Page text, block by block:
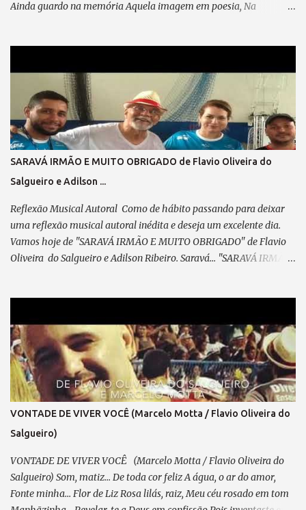
Ainda guardo na memória Aquela imagem em poesia, Na
Refrão 1: A visão do coração... Vê mais do que qualquer olhar. Há
quem enxerga com o instinto, E faz da mente seu despertar. No
olhar interno, o seu ABSINTO; Dos CHAKRAS, a luz a lhe guiar.
Feliz, é quem consegue enxergar Muito além do que se pode
observar; Verso 2: Já desfilei na Avenida, Pela minha escola
querida, Escrevi o livro da minha vida, Plantei, colhi e cumpri
em lamentação, Agradeço sempre ao “Senhor”, Por cada passo em
minha direção. Refrão 2: A visão do coração... Vê mais do q...
SARAVÁ IRMÃO E MUITO OBRIGADO de Flavio Oliveira do
Salgueiro e Adilson ...
Reflexão Musical Autoral Como de hábito passando para deixar
uma reflexão musical autoral inédita e deseja um excelente dia.
Vamos hoje de "SARAVÁ IRMÃO E MUITO OBRIGADO" de Flavio
Oliveira do Salgueiro e Adilson Ribeiro. Saravá... "SARAVÁ IRMÃO
cavaquinho e o violão — Te esperam pra dedilhar As belas notas
que brotam do teu coração. A poesia, lapidada com sabedoria, Que
fala da flor — Essência do amor em sua mais pura imensidão.
Inspiração? Essa, em ti, transborda... Será mais uma obra Para o
acervo da nossa nação. Já fizemos outras obras em sintonia:
Falamos de amor, de saudades, Retratamos histórias, passagens,
Temas dolentes e de alegria... Essa é a sina do compositor —
Extrair da vida “prosa e verso” como um trovador. E até hoje, ...
VONTADE DE VIVER VOCÊ (Marcelo Motta / Flavio Oliveira do
Salgueiro)
VONTADE DE VIVER VOCÊ (Marcelo Motta / Flavio Oliveira do
Salgueiro) Som, matiz... De toda cor feliz A água, o ar do amor,
Fonte minha... Flor de Liz Rosa lilás, raiz, Meu céu rosado em tom